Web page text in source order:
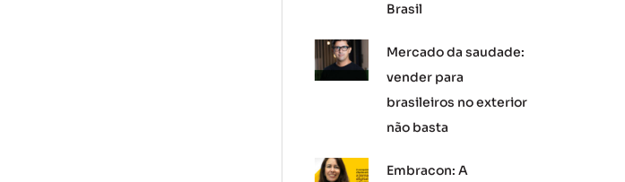
Brasil
Mercado da saudade:
vender para
brasileiros no exterior
não basta
Embracon: A